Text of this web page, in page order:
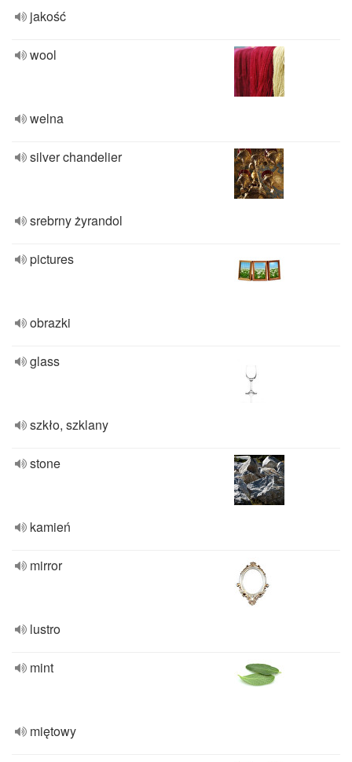
jakość
wool
welna
silver chandelier
srebrny żyrandol
pictures
obrazki
glass
szkło, szklany
stone
kamień
mirror
lustro
mint
miętowy